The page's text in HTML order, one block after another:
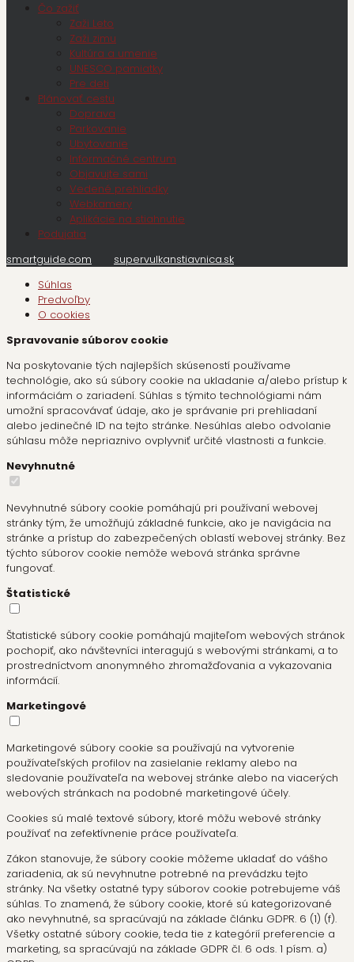
Čo zažiť
Zaži Leto
Zaži zimu
Kultúra a umenie
UNESCO pamiatky
Pre deti
Plánovať cestu
Doprava
Parkovanie
Ubytovanie
Informačné centrum
Objavujte sami
Vedené prehliadky
Webkamery
Aplikácie na stiahnutie
Podujatia
smartguide.com
supervulkanstiavnica.sk
Súhlas
Predvoľby
O cookies
Spravovanie súborov cookie
Na poskytovanie tých najlepších skúseností používame
technológie, ako sú súbory cookie na ukladanie a/alebo prístup k
informáciám o zariadení. Súhlas s týmito technológiami nám
umožní spracovávať údaje, ako je správanie pri prehliadaní
alebo jedinečné ID na tejto stránke. Nesúhlas alebo odvolanie
súhlasu môže nepriaznivo ovplyvniť určité vlastnosti a funkcie.
Nevyhnutné
Nevyhnutné súbory cookie pomáhajú pri používaní webovej
stránky tým, že umožňujú základné funkcie, ako je navigácia na
stránke a prístup do zabezpečených oblastí webovej stránky. Bez
týchto súborov cookie nemôže webová stránka správne
fungovať.
Štatistické
Štatistické súbory cookie pomáhajú majiteľom webových stránok
pochopiť, ako návštevníci interagujú s webovými stránkami, a to
prostredníctvom anonymného zhromažďovania a vykazovania
informácií.
Marketingové
Marketingové súbory cookie sa používajú na vytvorenie
používateľských profilov na zasielanie reklamy alebo na
sledovanie používateľa na webovej stránke alebo na viacerých
webových stránkach na podobné marketingové účely.
Cookies sú malé textové súbory, ktoré môžu webové stránky
používať na zefektívnenie práce používateľa.
Zákon stanovuje, že súbory cookie môžeme ukladať do vášho
zariadenia, ak sú nevyhnutne potrebné na prevádzku tejto
stránky. Na všetky ostatné typy súborov cookie potrebujeme váš
súhlas. To znamená, že súbory cookie, ktoré sú kategorizované
ako nevyhnutné, sa spracúvajú na základe článku GDPR. 6 (1) (f).
Všetky ostatné súbory cookie, teda tie z kategórií preferencie a
marketing, sa spracúvajú na základe GDPR čl. 6 ods. 1 písm. a)